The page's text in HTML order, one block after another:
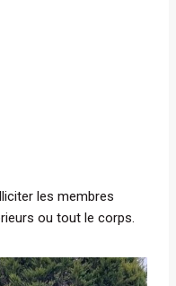
les membres
ou tout le corps.